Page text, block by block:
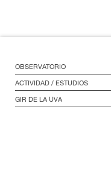
OBSERVATORIO
ACTIVIDAD / ESTUDIOS
GIR DE LA UVA